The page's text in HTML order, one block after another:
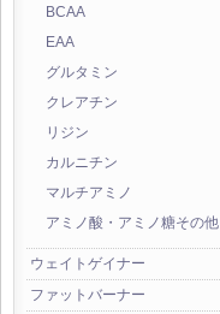
BCAA
EAA
グルタミン
クレアチン
リジン
カルニチン
マルチアミノ
アミノ酸・アミノ糖その他
ウェイトゲイナー
ファットバーナー